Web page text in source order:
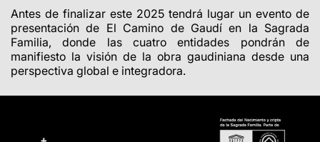
Antes de finalizar este 2025 tendrá lugar un evento de
presentación de El Camino de Gaudí en la Sagrada
Familia, donde las cuatro entidades pondrán de
manifiesto la visión de la obra gaudiniana desde una
perspectiva global e integradora.